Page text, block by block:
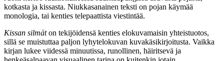
kotkasta ja kissasta. Niukkasanainen teksti on pojan käymää
monologia, tai kenties telepaattista viestintää.
Kissan silmäton tekijöidensä kenties elokuvamaisin yhteistuotos,
sillä se muistuttaa paljon lyhytelokuvan kuvakäsikirjoitusta. Vaikka
kirjan lukee viidessä minuutissa, runollinen, häiritsevä ja